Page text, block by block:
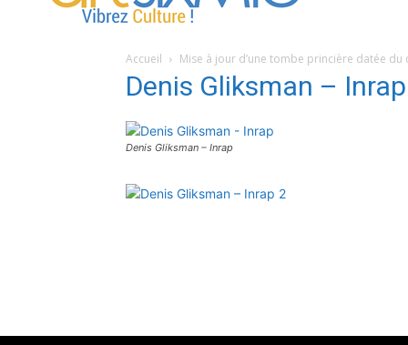
Accueil Mise à jour d’une tombe princière datée
Denis Gliksman – Inrap
Denis Gliksman – Inrap